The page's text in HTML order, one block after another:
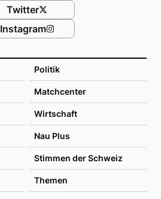
Politik
Matchcenter
Wirtschaft
Nau Plus
Stimmen der Schweiz
Themen
Twitter
Instagram